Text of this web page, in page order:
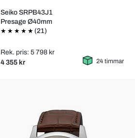
Seiko SRPB43J1
Presage Ø40mm
(21)
Rek. pris: 5 798 kr
4 355 kr 24 timmar